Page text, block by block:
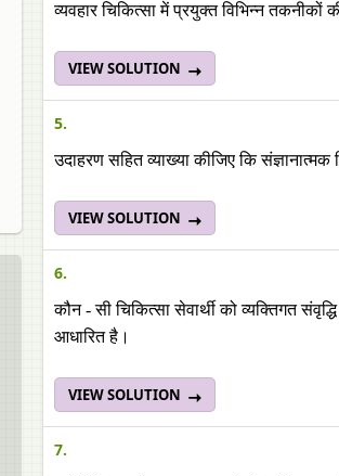
व्यवहार चिकित्सा में प्रयुक्त विभिन्न तकनीकों
VIEW SOLUTION
5.
उदाहरण सहित व्याख्या कीजिए कि
VIEW SOLUTION
6.
कौन - सी चिकित्सा सेवार्थी को व्यक्तिगत
आधारित है।
VIEW SOLUTION
7.